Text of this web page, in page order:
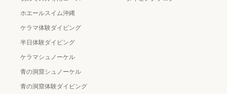
ホエールスイム沖縄
ケラマ体験ダイビング
半日体験ダイビング
ケラマシュノーケル
青の洞窟シュノーケル
青の洞窟体験ダイビング